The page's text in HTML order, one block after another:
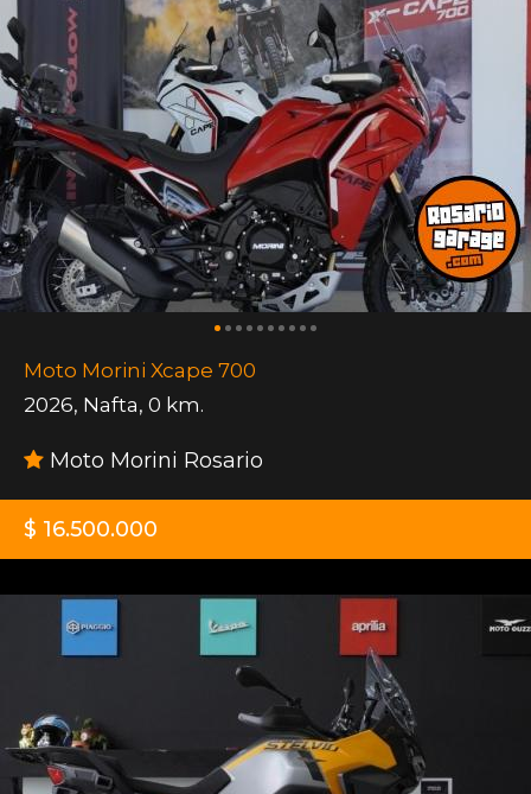
Moto Morini Xcape 700
2026, Nafta, 0 km.
Moto Morini Rosario
$ 16.500.000